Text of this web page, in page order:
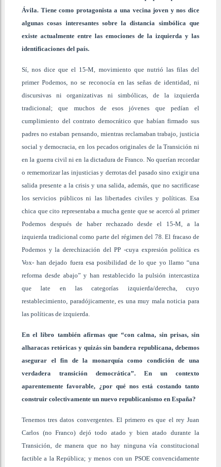
Ávila. Tiene como protagonista a una vecina joven y nos dice
algunas cosas interesantes sobre la distancia simbólica que
existe actualmente entre las emociones de la izquierda y las
identificaciones del país.
Sí, nos dice que el 15-M, movimiento que nutrió las filas del
primer Podemos, no se reconocía en las señas de identidad, ni
discursivas ni organizativas ni simbólicas, de la izquierda
tradicional; que muchos de esos jóvenes que pedían el
cumplimiento del contrato democrático que habían firmado sus
padres no estaban pensando, mientras reclamaban trabajo, justicia
social y democracia, en los pecados originales de la Transición ni
en la guerra civil ni en la dictadura de Franco. No querían recordar
o rememorizar las injusticias y derrotas del pasado sino exigir una
salida presente a la crisis y una salida, además, que no sacrificase
los servicios públicos ni las libertades civiles y políticas. Esa
chica que cito representaba a mucha gente que se acercó al primer
Podemos después de haber rechazado desde el 15-M, a la
izquierda tradicional como parte del régimen del 78. El fracaso de
Podemos y la derechización del PP -cuya expresión política es
Vox- han dejado fuera esa posibilidad de lo que yo llamo “una
reforma desde abajo” y han restablecido la pulsión intercastiza
que late en las categorías izquierda/derecha, cuyo
restablecimiento, paradójicamente, es una muy mala noticia para
las políticas de izquierda.
En el libro también afirmas que “con calma, sin prisas, sin
alharacas retóricas y quizás sin bandera republicana, debemos
asegurar el fin de la monarquía como condición de una
verdadera transición democrática”. En un contexto
aparentemente favorable, ¿por qué nos está costando tanto
construir colectivamente un nuevo republicanismo en España?
Tenemos tres datos convergentes. El primero es que el rey Juan
Carlos (no Franco) dejó todo atado y bien atado durante la
Transición, de manera que no hay ninguna vía constitucional
factible a la República; y menos con un PSOE convencidamente